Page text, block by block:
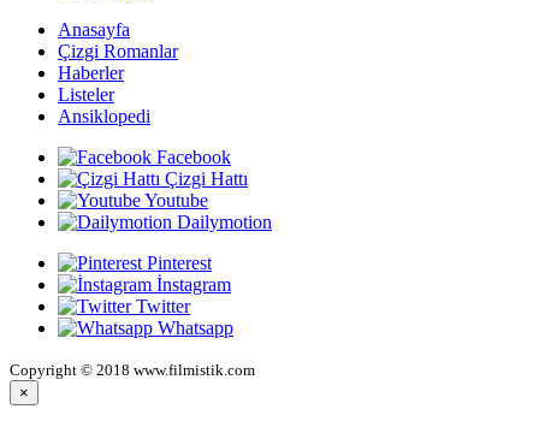
Anasayfa
Çizgi Romanlar
Haberler
Listeler
Ansiklopedi
Facebook
Çizgi Hattı
Youtube
Dailymotion
Pinterest
İnstagram
Twitter
Whatsapp
Copyright © 2018 www.filmistik.com
×